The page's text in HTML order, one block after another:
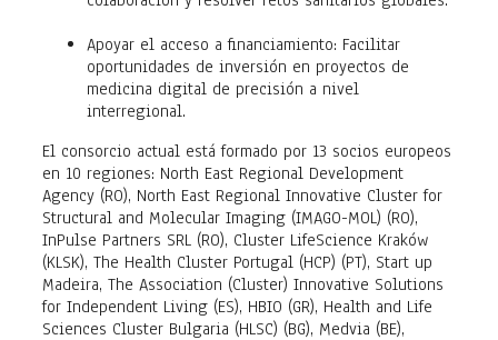
Apoyar el acceso a financiamiento: Facilitar
oportunidades de inversión en proyectos de
medicina digital de precisión a nivel
interregional.
El consorcio actual está formado por 13 socios europeos
en 10 regiones: North East Regional Development
Agency (RO), North East Regional Innovative Cluster for
Structural and Molecular Imaging (IMAGO-MOL) (RO),
InPulse Partners SRL (RO), Cluster LifeScience Kraków
(KLSK), The Health Cluster Portugal (HCP) (PT), Start up
Madeira, The Association (Cluster) Innovative Solutions
for Independent Living (ES), HBIO (GR), Health and Life
Sciences Cluster Bulgaria (HLSC) (BG), Medvia (BE),